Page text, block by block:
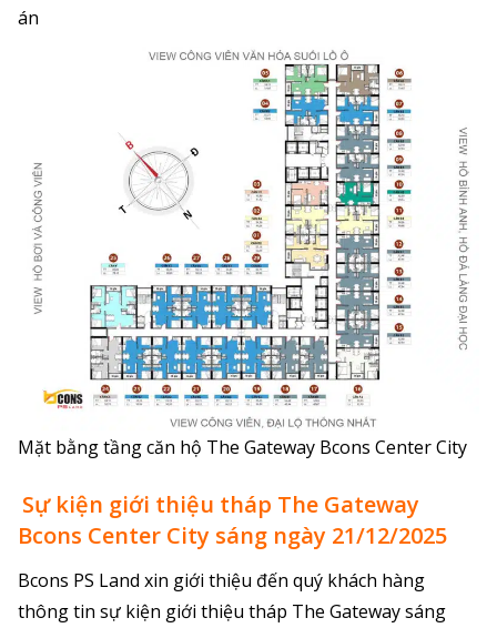
án
Mặt bằng tầng căn hộ The Gateway Bcons Center City
Sự kiện giới thiệu tháp The Gateway
Bcons Center City sáng ngày 21/12/2025
Bcons PS Land xin giới thiệu đến quý khách hàng
thông tin sự kiện giới thiệu tháp The Gateway sáng